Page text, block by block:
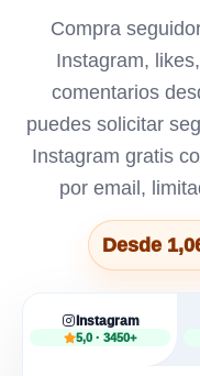
Compra
Instagram,
comentarios
puedes solicitar
Instagram gratis
por email,
Desde
Instagram
5,0 · 3450+